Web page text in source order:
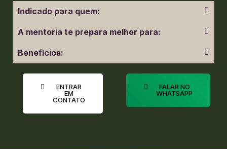
Indicado para quem:
A mentoria te prepara melhor para:
Benefícios:
ENTRAR
EM
CONTATO
FALAR NO
WHATSAPP